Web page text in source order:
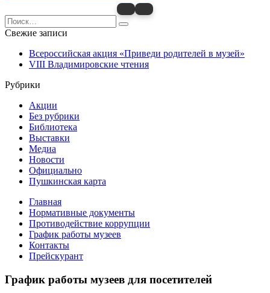
Search
for:
Свежие записи
Всероссийская акция «Приведи родителей в музей»
VIII Владимировские чтения
Рубрики
Акции
Без рубрики
Библиотека
Выставки
Медиа
Новости
Официально
Пушкинская карта
Главная
Нормативные документы
Противодействие коррупции
График работы музеев
Контакты
Прейскурант
График работы музеев для посетителей